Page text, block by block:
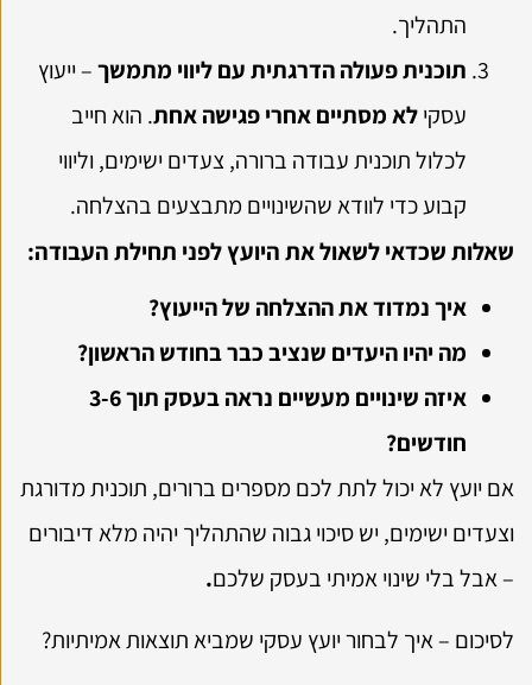
התהליך.
תוכנית פעולה הדרגתית עם ליווי מתמשך– ייעוץ
עסקילא מסתיים אחרי פגישה אחת. הוא חייב
לכלול תוכנית עבודה ברורה, צעדים ישימים, וליווי
קבוע כדי לוודא שהשינויים מתבצעים בהצלחה.
שאלות שכדאי לשאול את היועץ לפני תחילת העבודה:
איך נמדוד את ההצלחה של הייעוץ?
מה יהיו היעדים שנציב כבר בחודש הראשון?
איזה שינויים מעשיים נראה בעסק תוך 3-6
חודשים?
אם יועץ לא יכול לתת לכם מספרים ברורים, תוכנית מדורגת
וצעדים ישימים, יש סיכוי גבוה שהתהליך יהיה מלא דיבורים
– אבל בלי שינוי אמיתי בעסק שלכם.
לסיכום – איך לבחור יועץ עסקי שמביא תוצאות אמיתיות?